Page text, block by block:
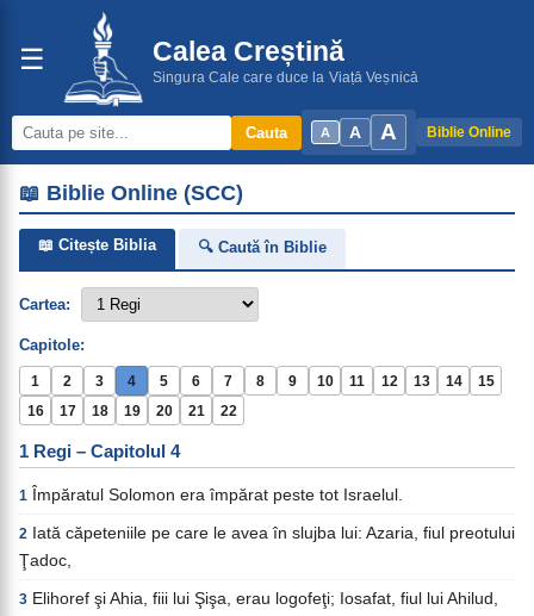
☰ Calea Creștină
Singura Cale care duce la Viață Veșnică
A A A Biblie Online
Cauta
📖 Biblie Online (SCC)
📖 Citește Biblia 🔍 Caută în Biblie
Cartea:
Capitole:
1 2 3 4 5 6 7 8 9 10 11 12 13 14
15
16
17 18 19 20 21 22
1 Regi – Capitolul 4
1 Împăratul Solomon era împărat peste tot Israelul.
2 Iată căpeteniile pe care le avea în slujba lui: Azaria, fiul preotului
Ţadoc,
3 Elihoref şi Ahia, fiii lui Şişa, erau logofeţi; Iosafat, fiul lui Ahilud,